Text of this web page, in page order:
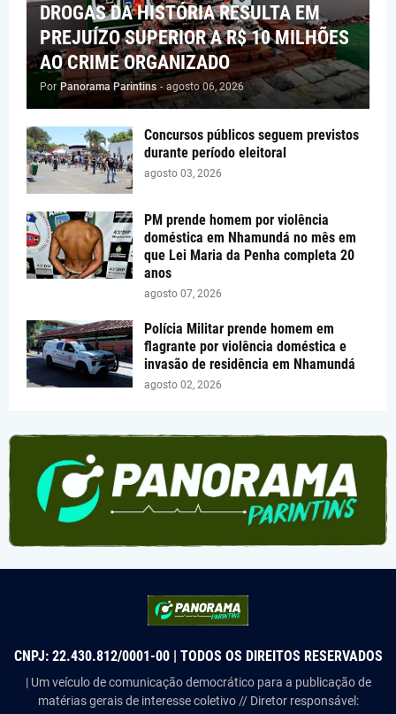
DROGAS DA HISTÓRIA RESULTA EM
PREJUÍZO SUPERIOR A R$ 10 MILHÕES
AO CRIME ORGANIZADO
Por Panorama Parintins - agosto 06, 2026
Concursos públicos seguem previstos
durante período eleitoral
agosto 03, 2026
PM prende homem por violência
doméstica em Nhamundá no mês em
que Lei Maria da Penha completa 20
anos
agosto 07, 2026
Polícia Militar prende homem em
flagrante por violência doméstica e
invasão de residência em Nhamundá
agosto 02, 2026
CNPJ: 22.430.812/0001-00 | TODOS OS DIREITOS RESERVADOS
| Um veículo de comunicação democrático para a publicação de
matérias gerais de interesse coletivo // Diretor responsável: